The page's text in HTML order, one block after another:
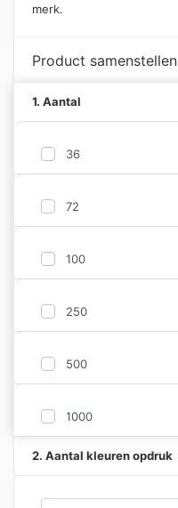
merk.
Product samenstellen
1. Aantal
36
72
100
250
500
1000
2. Aantal kleuren opdruk